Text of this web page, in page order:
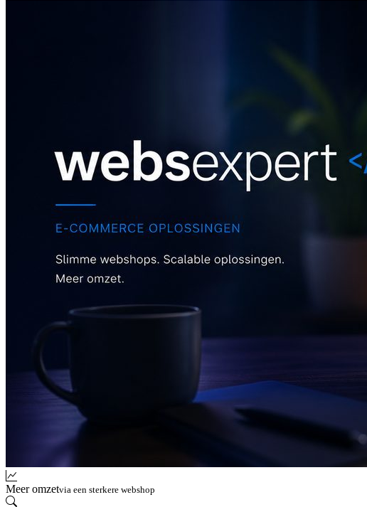
Meer omzetvia een sterkere webshop